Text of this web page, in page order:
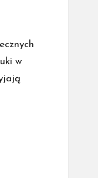
w